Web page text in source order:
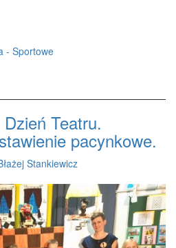
- Sportowe
Teatru.
pacynkowe.
Stankiewicz